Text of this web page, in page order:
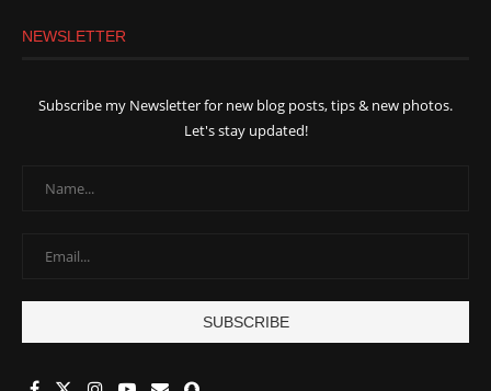
NEWSLETTER
Subscribe my Newsletter for new blog posts, tips & new photos.
Let's stay updated!